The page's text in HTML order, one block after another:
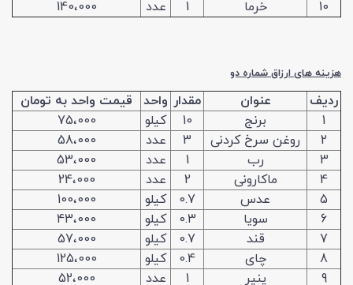
10 خرما 1 عدد 140،000
هزینه های ارزاق شماره دو
ردیف عنوان مقدار واحد
قیمت واحد به تومان
1
برنج 10 کیلو
75،000
2
روغن سرخ کردنی 3 عدد
58،000
3
رب 1 عدد
53،000
4
ماکارونی 2 عدد
24،000
5
عدس 0.7 کیلو
100،000
6
سویا 0.3 کیلو
43،000
7
قند 0.7 کیلو
57،000
8
چای 0.4 کیلو
125،000
9
پنیر 1 عدد
52،000